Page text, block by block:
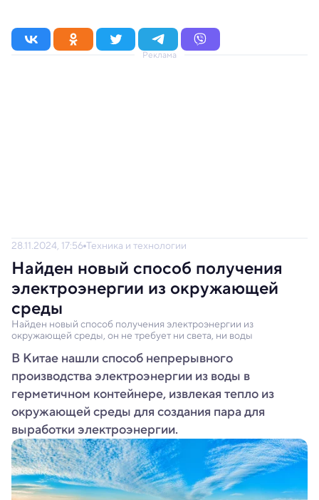
Реклама
28.11.2024, 17:56 Техника и технологии
Найден новый способ получения
электроэнергии из окружающей
среды
Найден новый способ получения электроэнергии из
окружающей среды, он не требует ни света, ни воды
В Китае нашли способ непрерывного
производства электроэнергии из воды в
герметичном контейнере, извлекая тепло из
окружающей среды для создания пара для
выработки электроэнергии.